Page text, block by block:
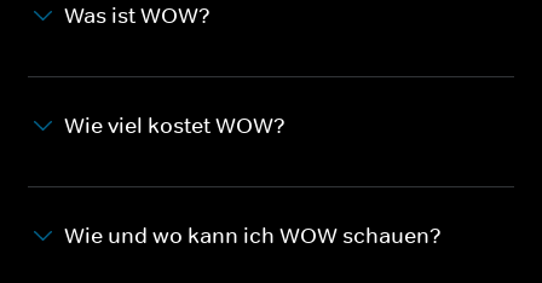
Was ist WOW?
Wie viel kostet WOW?
Wie und wo kann ich WOW schauen?